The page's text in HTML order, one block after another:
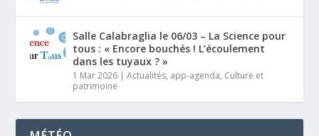
Salle Calabraglia le 06/03 – La Science pour
tous : « Encore bouchés ! L’écoulement
dans les tuyaux ? »
1 Mar 2026 |Actualités, app-agenda, Culture et
patrimoine